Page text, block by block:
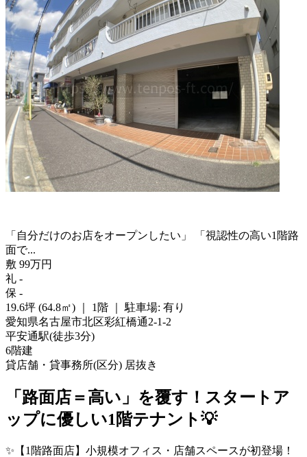
「自分だけのお店をオープンしたい」 「視認性の高い1階路
面で...
敷 99万円
礼 -
保 -
19.6坪 (64.8㎡)
1階
駐車場: 有り
愛知県名古屋市北区彩紅橋通2-1-2
平安通駅(徒歩3分)
6階建
貸店舗・貸事務所(区分) 居抜き
「路面店＝高い」を覆す！スタートア
ップに優しい1階テナント💡
✨【1階路面店】小規模オフィス・店舗スペースが初登場！